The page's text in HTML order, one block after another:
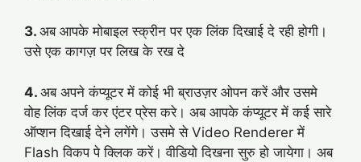
3. अब आपके मोबाइल स्क्रीन पर एक लिंक दिखाई दे रही होगी।
उसे एक कागज़ पर लिख के रख दे
4. अब अपने कंप्यूटर में कोई भी ब्राउज़र ओपन करें और उसमे
वोह लिंक दर्ज कर एंटर प्रेस करे। अब आपके कंप्यूटर में कई सारे
ऑप्शन दिखाई देने लगेंगे। उसमे से Video Renderer में
Flash विकप पे क्लिक करें। वीडियो दिखना सुरु हो जायेगा। अब